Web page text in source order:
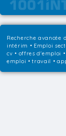
Recherche avancée
intérim • Emploi
cv • offres d'emploi
emploi • travail •